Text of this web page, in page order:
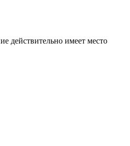
действительно имеет место